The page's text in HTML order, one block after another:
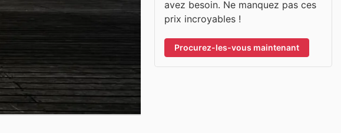
avez besoin. Ne manquez pas ces
prix incroyables !
Procurez-les-vous maintenant